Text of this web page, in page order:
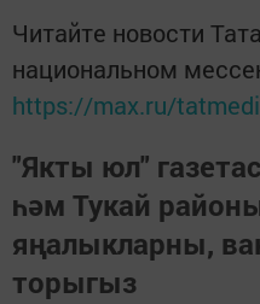
Читайте новости
национальном
https://max.ru/
"Якты юл"
һәм Тукай
яңалыкларны,
торыгыз